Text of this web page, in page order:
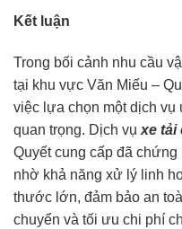
Kết luận
Trong bối cảnh nhu cầu
tại khu vực Văn Miếu –
việc lựa chọn một dịch vụ
quan trọng. Dịch vụ xe tải
Quyết cung cấp đã
nhờ khả năng xử lý linh
thước lớn, đảm bảo an
chuyển và tối ưu chi phí